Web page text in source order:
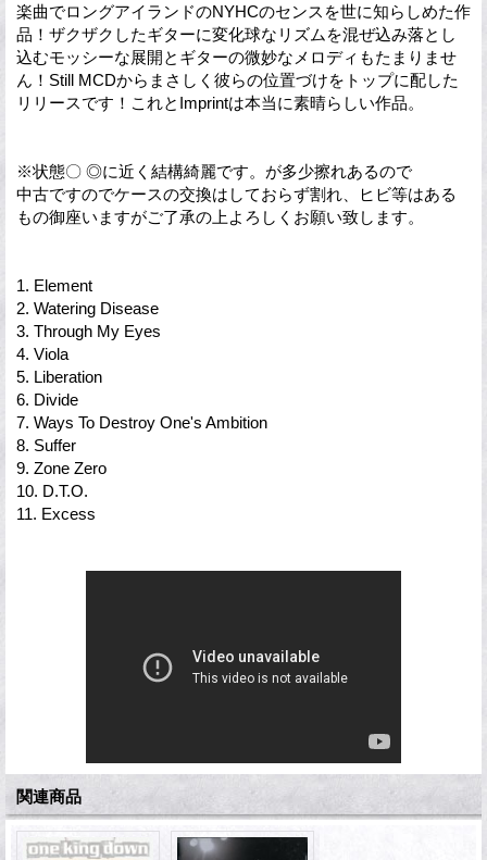
楽曲でロングアイランドのNYHCのセンスを世に知らしめた作
品！ザクザクしたギターに変化球なリズムを混ぜ込み落とし
込むモッシーな展開とギターの微妙なメロディもたまりませ
ん！Still MCDからまさしく彼らの位置づけをトップに配した
リリースです！これとImprintは本当に素晴らしい作品。
※状態〇 ◎に近く結構綺麗です。が多少擦れあるので
中古ですのでケースの交換はしておらず割れ、ヒビ等はある
もの御座いますがご了承の上よろしくお願い致します。
1. Element
2. Watering Disease
3. Through My Eyes
4. Viola
5. Liberation
6. Divide
7. Ways To Destroy One's Ambition
8. Suffer
9. Zone Zero
10. D.T.O.
11. Excess
関連商品